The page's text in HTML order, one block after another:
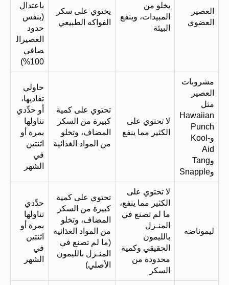
العصير
العضوي
يخلو من
المبيدات، وينفع
البيئة
يحتوي على سكر
الفواكه الطبيعي
باعتدال
(بنفس
حدود
العصيرال
صافي
100%)
مشروبات
العصير
مثل
Hawaiian
Punch
وKool-
Aid
وTang
وSnapple
لا تحتوي على
الكثير مما ينفع
تحتوي على كمية
كبيرة من السكر
المضاف، وتخلو
من المواد الغذائية
حاولي
تفاديها،
أو حدِّدي
تناولها
بمرة أو
اثنتين
في
الشهر
ليموناضه
لا تحتوي على
الكثير مما ينفع،
ما لم تصنع في
المنـزل
بالليمون
الحقيقي وكمية
محدودة من
السكر
تحتوي على كمية
كبيرة من السكر
المضاف، وتخلو
من المواد الغذائية
(ما لم تصنع في
المنـزل بالليمون
الأصلي)
حدِّدي
تناولها
بمرة أو
اثنتين
في
الشهر